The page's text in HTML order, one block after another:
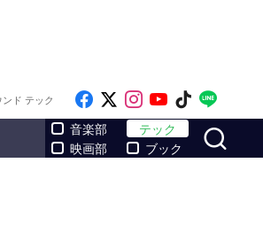
ド テック Like on Facebook
Follow on x
Follow on
Follow on
Follow
音楽部
映画部
テック
ブック